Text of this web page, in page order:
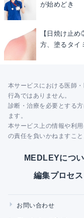
が始めどき
【日焼け止
方、塗るタイ
本サービスにおける医師
行為ではありません。
診断・治療を必要とする
ます。
本サービス上の情報や利
の責任を負いかねますこと
MEDLEYにつ
編集プロセス
お問い合わせ